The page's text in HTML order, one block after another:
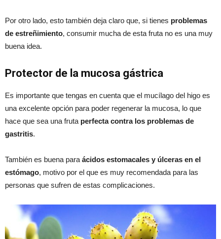
Por otro lado, esto también deja claro que, si tienes problemas
de estreñimiento, consumir mucha de esta fruta no es una muy
buena idea.
Protector de la mucosa gástrica
Es importante que tengas en cuenta que el mucílago del higo es
una excelente opción para poder regenerar la mucosa, lo que
hace que sea una fruta perfecta contra los problemas de
gastritis.
También es buena para ácidos estomacales y úlceras en el
estómago, motivo por el que es muy recomendada para las
personas que sufren de estas complicaciones.